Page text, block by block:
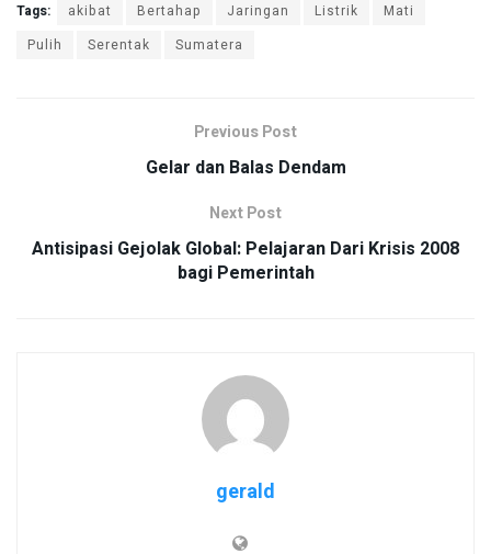
Tags: akibat Bertahap Jaringan Listrik
Mati
Pulih
Serentak Sumatera
Previous Post
Gelar dan Balas Dendam
Next Post
Antisipasi Gejolak Global: Pelajaran Dari Krisis 2008
bagi Pemerintah
gerald